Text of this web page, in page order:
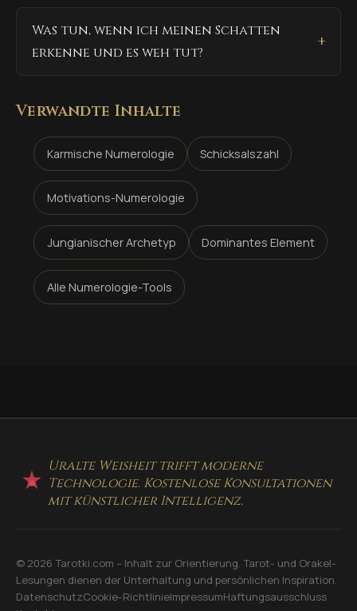
Was tun, wenn ich meinen Schatten
erkenne und es weh tut?
Verwandte Inhalte
Karmische Numerologie Schicksalszahl
Motivations-Numerologie
Jungianischer Archetyp Dominantes Element
Alle Numerologie-Tools
Uralte Weisheit trifft moderne
Technologie. Kostenlose Konsultationen
mit künstlicher Intelligenz.
© 2026 Tarotki.com – Inhalt zur Orientierung. Tarot- und Orakel-
Lesungen dienen der Unterhaltung und persönlichen Inspiration.
DatenschutzCookie-RichtlinieImpressumHaftungsausschluss